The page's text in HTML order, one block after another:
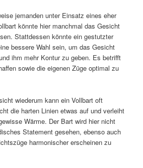
jemanden unter Einsatz eines eher
könnte hier manchmal das Gesicht
Stattdessen könnte ein gestutzter
bessere Wahl sein, um das Gesicht
ihm mehr Kontur zu geben. Es betrifft
sowie die eigenen Züge optimal zu
wiederum kann ein Vollbart oft
die harten Linien etwas auf und verleiht
Wärme. Der Bart wird hier nicht
Statement gesehen, ebenso auch
harmonischer erscheinen zu